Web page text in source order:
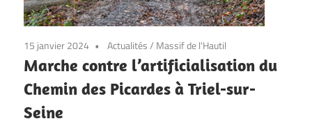
15 janvier 2024 Actualités/ Massif de l'Hautil
Marche contre l’artificialisation du
Chemin des Picardes à Triel-sur-
Seine